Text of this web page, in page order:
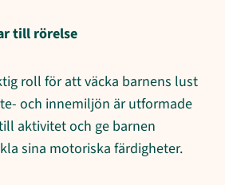
till rörelse
roll för att väcka barnens lust
och innemiljön är utformade
aktivitet och ge barnen
sina motoriska färdigheter.